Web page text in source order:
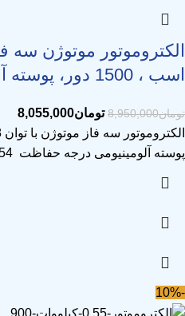
اسب ، 1500 دور، پوسته آلومینیوم
تومان8,950,000 تومان8,055,000
پوسته آلومینیومی درجه حفاظت IP54با برق مصرفی 380/220
-10%